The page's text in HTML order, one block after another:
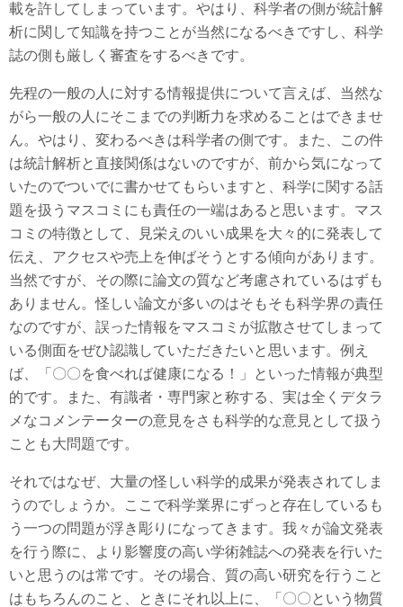
載を許してしまっています。やはり、科学者の側が統計解
析に関して知識を持つことが当然になるべきですし、科学
誌の側も厳しく審査をするべきです。
先程の一般の人に対する情報提供について言えば、当然な
がら一般の人にそこまでの判断力を求めることはできませ
ん。やはり、変わるべきは科学者の側です。また、この件
は統計解析と直接関係はないのですが、前から気になって
いたのでついでに書かせてもらいますと、科学に関する話
題を扱うマスコミにも責任の一端はあると思います。マス
コミの特徴として、見栄えのいい成果を大々的に発表して
伝え、アクセスや売上を伸ばそうとする傾向があります。
当然ですが、その際に論文の質など考慮されているはずも
ありません。怪しい論文が多いのはそもそも科学界の責任
なのですが、誤った情報をマスコミが拡散させてしまって
いる側面をぜひ認識していただきたいと思います。例え
ば、「〇〇を食べれば健康になる！」といった情報が典型
的です。また、有識者・専門家と称する、実は全くデタラ
メなコメンテーターの意見をさも科学的な意見として扱う
ことも大問題です。
それではなぜ、大量の怪しい科学的成果が発表されてしま
うのでしょうか。ここで科学業界にずっと存在しているも
う一つの問題が浮き彫りになってきます。我々が論文発表
を行う際に、より影響度の高い学術雑誌への発表を行いた
いと思うのは常です。その場合、質の高い研究を行うこと
はもちろんのこと、ときにそれ以上に、「〇〇という物質